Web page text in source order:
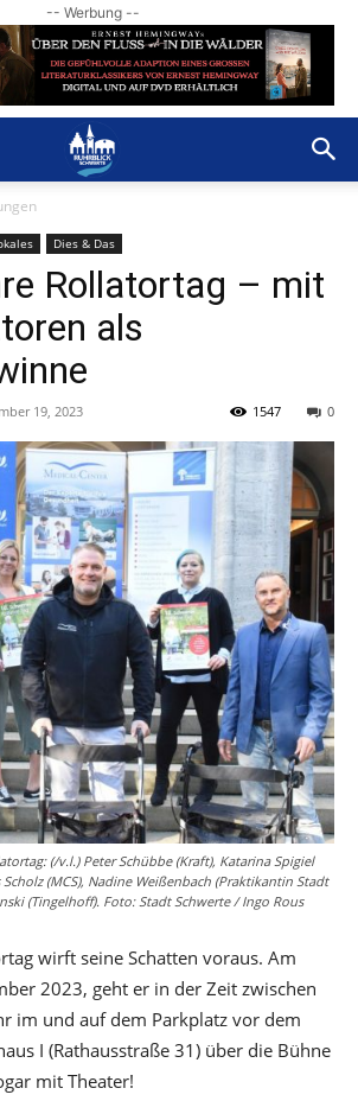
-- Werbung --
Dies & Das
Rollatortag – mit
als
19, 2023 0
1547
(/v.l.) Peter Schübbe (Kraft), Katarina Spigiel
(MCS), Nadine Weißenbach (Praktikantin Stadt
(Tingelhoff). Foto: Stadt Schwerte / Ingo Rous
wirft seine Schatten voraus. Am
2023, geht er in der Zeit zwischen
im und auf dem Parkplatz vor dem
I (Rathausstraße 31) über die Bühne
mit Theater!